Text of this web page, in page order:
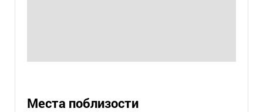
Места поблизости